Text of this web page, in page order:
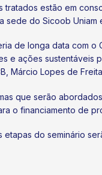
tratados estão em
sede do Sicoob
de longa data com
e ações sustentáveis
Márcio Lopes de
que serão
o financiamento de
etapas do seminário